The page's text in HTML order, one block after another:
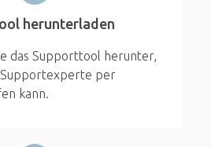
herunterladen
das Supporttool herunter,
per
kann.